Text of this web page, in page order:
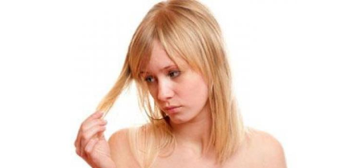
Прически для тонких и Длинные волосы
Гладкие волосы
Волосы с длинной
чёлкой